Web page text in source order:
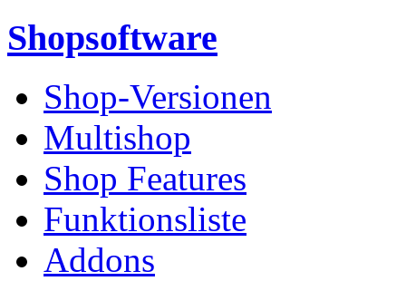
Shopsoftware
Shop-Versionen
Multishop
Shop Features
Funktionsliste
Addons